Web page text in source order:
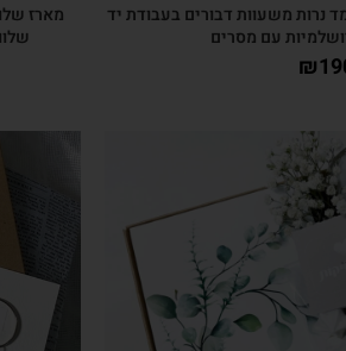
נרות משעוות דבורים בעבודת יד
עם מסרים
₪
מארז
צפייה מהירה